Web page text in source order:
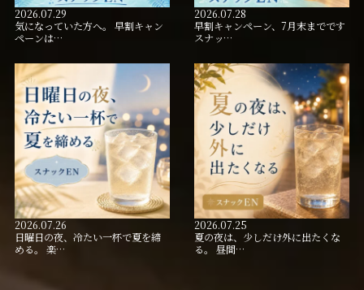
2026.07.29
気になっていた方へ。 早割キャン
ペーンは…
2026.07.28
早割キャンペーン、7月末までです
スナッ…
2026.07.26
日曜日の夜、冷たい一杯で夏を締
める。 楽…
2026.07.25
夏の夜は、少しだけ外に出たくな
る。 昼間…